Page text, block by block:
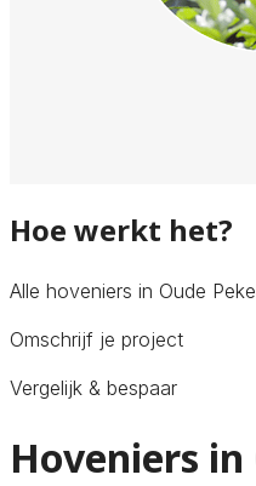
Hoe werkt het?
Alle hoveniers in Oude
Omschrijf je project
Vergelijk & bespaar
Hoveniers